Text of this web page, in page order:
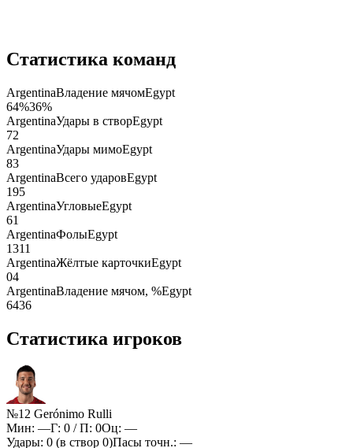
Статистика команд
ArgentinaВладение мячомEgypt
64%36%
ArgentinaУдары в створEgypt
72
ArgentinaУдары мимоEgypt
83
ArgentinaВсего ударовEgypt
195
ArgentinaУгловыеEgypt
61
ArgentinaФолыEgypt
1311
ArgentinaЖёлтые карточкиEgypt
04
ArgentinaВладение мячом, %Egypt
6436
Статистика игроков
№12 Gerónimo Rulli
Мин: —Г: 0 / П: 0Оц: —
Удары: 0 (в створ 0)Пасы точн.: —